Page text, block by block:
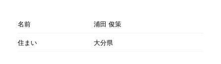
名前
浦田 俊策
住まい
大分県